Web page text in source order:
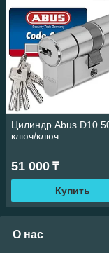
Цилиндр Abus D10
ключ/ключ
51 000 ₸
Купить
О нас